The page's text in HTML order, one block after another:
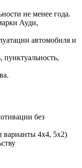
не менее года.
Ауди,
автомобиля и
пунктуальность,
без
4х4, 5х2)